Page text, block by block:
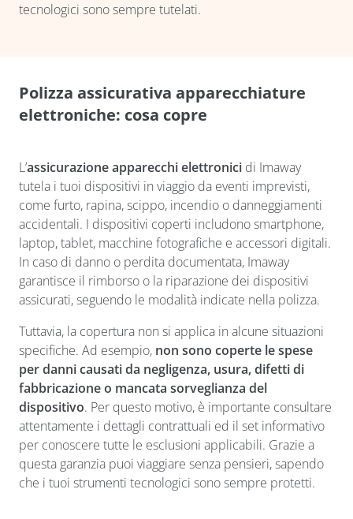
tecnologici sono sempre tutelati.
Polizza assicurativa apparecchiature
elettroniche: cosa copre
L’assicurazione apparecchi elettronici di Imaway
tutela i tuoi dispositivi in viaggio da eventi imprevisti,
come furto, rapina, scippo, incendio o danneggiamenti
accidentali. I dispositivi coperti includono smartphone,
laptop, tablet, macchine fotografiche e accessori digitali.
In caso di danno o perdita documentata, Imaway
garantisce il rimborso o la riparazione dei dispositivi
assicurati, seguendo le modalità indicate nella polizza.
Tuttavia, la copertura non si applica in alcune situazioni
specifiche. Ad esempio, non sono coperte le spese
per danni causati da negligenza, usura, difetti di
fabbricazione o mancata sorveglianza del
dispositivo. Per questo motivo, è importante consultare
attentamente i dettagli contrattuali ed il set informativo
per conoscere tutte le esclusioni applicabili. Grazie a
questa garanzia puoi viaggiare senza pensieri, sapendo
che i tuoi strumenti tecnologici sono sempre protetti.